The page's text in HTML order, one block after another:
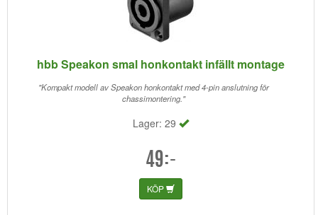
hbb Speakon smal honkontakt infällt montage
"Kompakt modell av Speakon honkontakt med 4-pin anslutning för
chassimontering."
Lager: 29
49:-
KÖP